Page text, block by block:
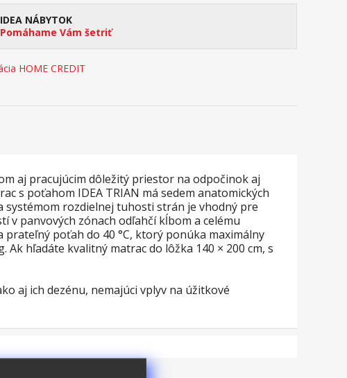
IDEA NÁBYTOK
Pomáhame Vám šetriť
HOME CREDIT
aj pracujúcim dôležitý priestor na odpočinok aj
s poťahom IDEA TRIAN má sedem anatomických
systémom rozdielnej tuhosti strán je vhodný pre
panvových zónach odľahčí kĺbom a celému
poťah do 40 °C, ktorý ponúka maximálny
hľadáte kvalitný matrac do lôžka 140 × 200 cm, s
aj ich dezénu, nemajúci vplyv na úžitkové